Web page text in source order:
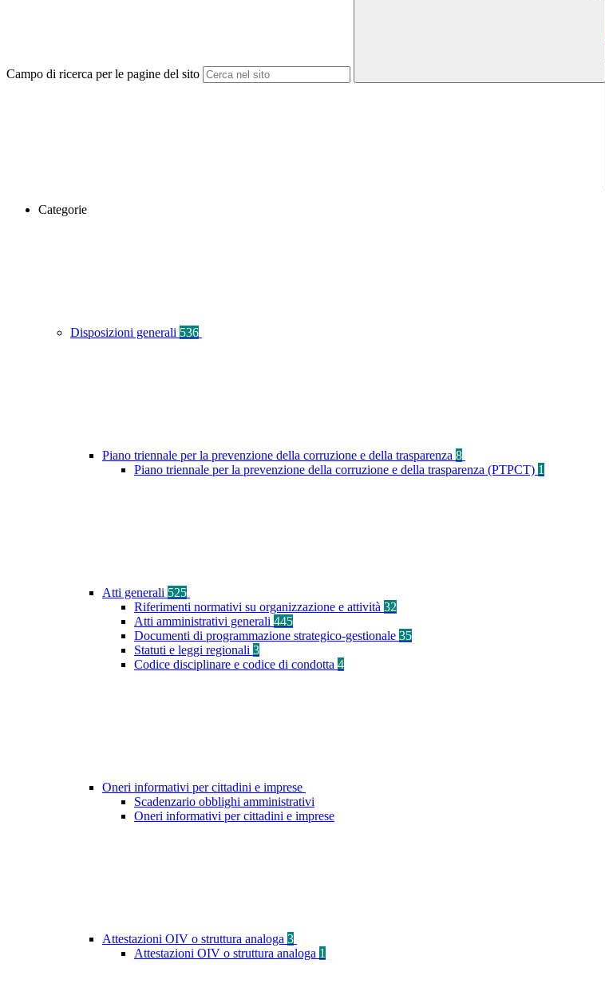
Campo di ricerca per le pagine del sito
Categorie
Disposizioni generali 536
Piano triennale per la prevenzione della corruzione e della trasparenza 8
Piano triennale per la prevenzione della corruzione e della trasparenza (PTPCT) 1
Atti generali 525
Riferimenti normativi su organizzazione e attività 32
Atti amministrativi generali 445
Documenti di programmazione strategico-gestionale 35
Statuti e leggi regionali 3
Codice disciplinare e codice di condotta 4
Oneri informativi per cittadini e imprese
Scadenzario obblighi amministrativi
Oneri informativi per cittadini e imprese
Attestazioni OIV o struttura analoga 3
Attestazioni OIV o struttura analoga 1